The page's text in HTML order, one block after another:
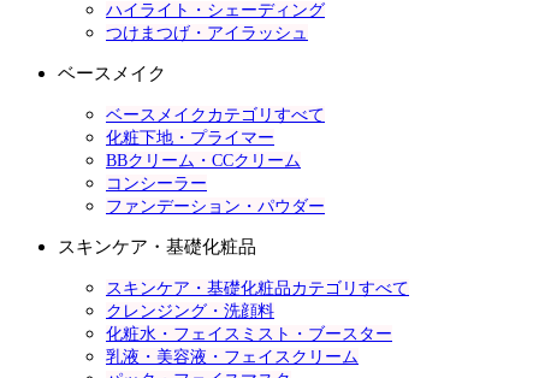
ハイライト・シェーディング
つけまつげ・アイラッシュ
ベースメイク
ベースメイクカテゴリすべて
化粧下地・プライマー
BBクリーム・CCクリーム
コンシーラー
ファンデーション・パウダー
スキンケア・基礎化粧品
スキンケア・基礎化粧品カテゴリすべて
クレンジング・洗顔料
化粧水・フェイスミスト・ブースター
乳液・美容液・フェイスクリーム